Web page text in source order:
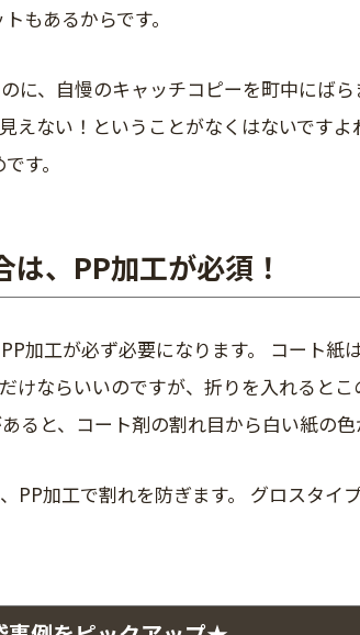
もあるからです。
に、自慢のキャッチコピーを町中にば
えない！ということがなくはないです
す。
、PP加工が必須！
加工が必ず必要になります。 コート紙
けならいいのですが、折りを入れると
ると、コート剤の割れ目から白い紙の色
PP加工で割れを防ぎます。 グロスタイ